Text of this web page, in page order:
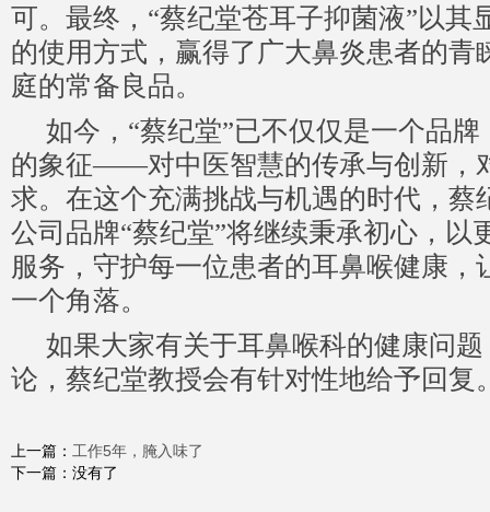
可。最终，“蔡纪堂苍耳子抑菌液”以其
的使用方式，赢得了广大鼻炎患者的青
庭的常备良品。
如今，“蔡纪堂”已不仅仅是一个品
的象征——对中医智慧的传承与创新，
求。在这个充满挑战与机遇的时代，蔡
公司品牌“蔡纪堂”将继续秉承初心，以
服务，守护每一位患者的耳鼻喉健康，
一个角落。
如果大家有关于耳鼻喉科的健康问
论，蔡纪堂教授会有针对性地给予回复
上一篇： 工作5年，腌入味了
下一篇：没有了